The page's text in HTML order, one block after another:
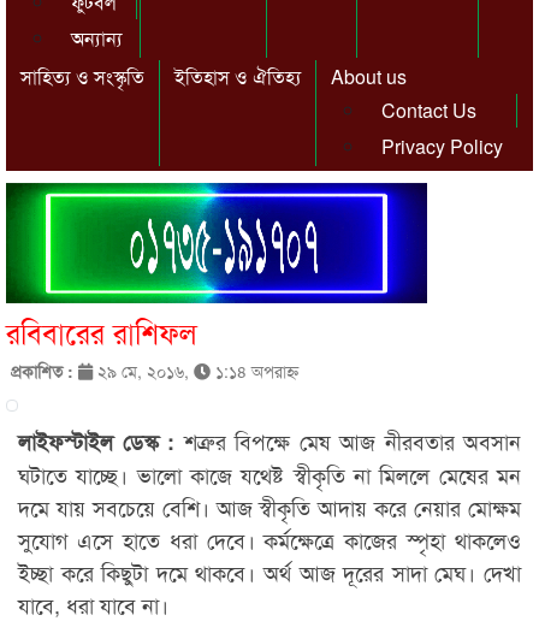
অন্যান্য
সাহিত্য ও সংস্কৃতি ইতিহাস ও ঐতিহ্য
About us
Contact Us
Privacy Policy
রবিবারের রাশিফল
প্রকাশিত : ২৯ মে, ২০১৬, ১:১৪ অপরাহ্ণ
লাইফস্টাইল ডেস্ক :শত্রুর বিপক্ষে মেষ আজ নীরবতার অবসান
ঘটাতে যাচ্ছে। ভালো কাজে যথেষ্ট স্বীকৃতি না মিললে মেষের মন
দমে যায় সবচেয়ে বেশি। আজ স্বীকৃতি আদায় করে নেয়ার মোক্ষম
সুযোগ এসে হাতে ধরা দেবে। কর্মক্ষেত্রে কাজের স্পৃহা থাকলেও
ইচ্ছা করে কিছুটা দমে থাকবে। অর্থ আজ দূরের সাদা মেঘ। দেখা
যাবে, ধরা যাবে না।